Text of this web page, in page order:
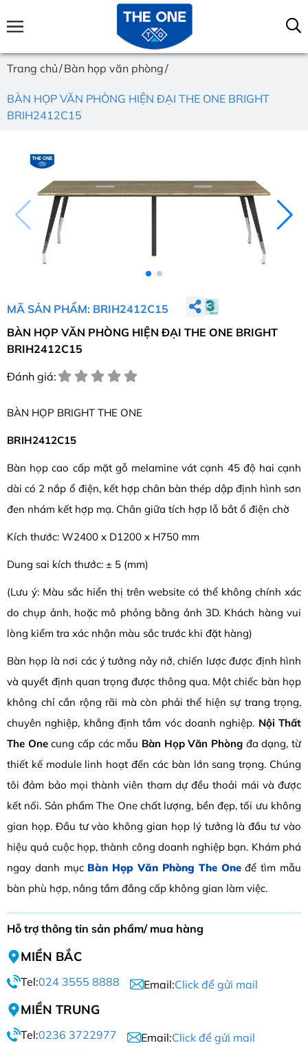
Trang chủ Bàn họp văn phòng
BÀN HỌP VĂN PHÒNG HIỆN ĐẠI THE ONE BRIGHT
BRIH2412C15
MÃ SẢN PHẨM: BRIH2412C15
BÀN HỌP VĂN PHÒNG HIỆN ĐẠI THE ONE BRIGHT
BRIH2412C15
Đánh giá:
BÀN HỌP BRIGHT THE ONE
BRIH2412C15
Bàn họp cao cấp mặt gỗ melamine vát cạnh 45 độ hai cạnh
dài có 2 nắp ổ điện, kết hợp chân bàn thép dập định hình sơn
đen nhám kết hợp mạ. Chân giữa tích hợp lỗ bắt ổ điện chờ
Kích thước: W2400 x D1200 x H750 mm
Dung sai kích thước: ± 5 (mm)
(Lưu ý: Màu sắc hiển thị trên website có thể không chính xác
do chụp ảnh, hoặc mô phỏng bằng ảnh 3D. Khách hàng vui
lòng kiểm tra xác nhận màu sắc trước khi đặt hàng)
Bàn họp là nơi các ý tưởng nảy nở, chiến lược được định hình
và quyết định quan trọng được thông qua. Một chiếc bàn họp
không chỉ cần rộng rãi mà còn phải thể hiện sự trang trọng,
chuyên nghiệp, khẳng định tầm vóc doanh nghiệp. Nội Thất
The Onecung cấp các mẫu Bàn Họp Văn Phòng đa dạng, từ
thiết kế module linh hoạt đến các bàn lớn sang trọng. Chúng
tôi đảm bảo mọi thành viên tham dự đều thoải mái và được
kết nối. Sản phẩm The One chất lượng, bền đẹp, tối ưu không
gian họp. Đầu tư vào không gian họp lý tưởng là đầu tư vào
hiệu quả cuộc họp, thành công doanh nghiệp bạn. Khám phá
ngay danh mục Bàn Họp Văn Phòng The Oneđể tìm mẫu
bàn phù hợp, nâng tầm đẳng cấp không gian làm việc.
Hỗ trợ thông tin sản phẩm/ mua hàng
MIỀN BẮC
Tel:024 3555 8888 Email:Click để gửi mail
MIỀN TRUNG
Tel:0236 3722977 Email:Click để gửi mail